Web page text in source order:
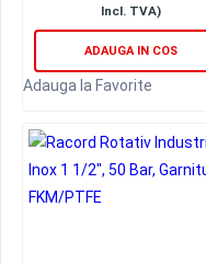
Incl. TVA)
ADAUGA IN COS
Adauga la Favorite